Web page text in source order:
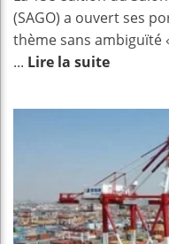
(SAGO) a ouvert ses
thème sans ambiguïté
... Lire la suite